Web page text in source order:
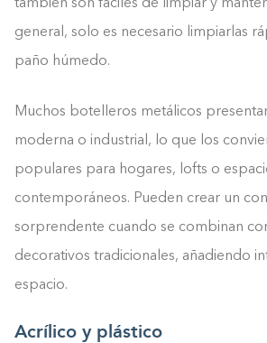
también son fáciles de limpiar y
general, solo es necesario limpiarlas
paño húmedo.
Muchos botelleros metálicos
moderna o industrial, lo que los
populares para hogares, lofts o
contemporáneos. Pueden crear un
sorprendente cuando se combinan
decorativos tradicionales, añadiendo
espacio.
Acrílico y plástico